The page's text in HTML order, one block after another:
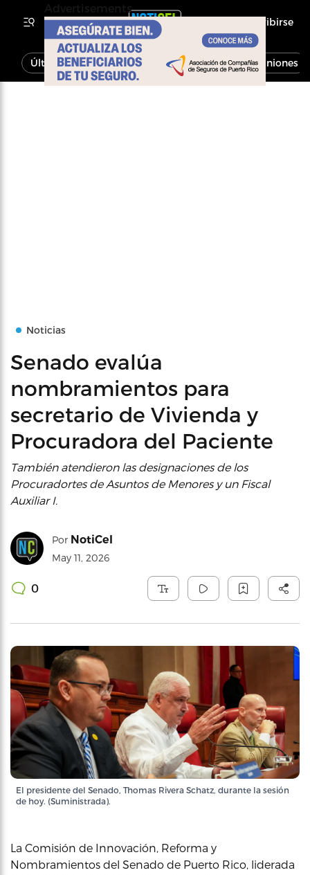
Inscribirse
Última Hora Noticias Economía Opiniones
Noticias
Senado evalúa
nombramientos para
secretario de Vivienda y
Procuradora del Paciente
También atendieron las designaciones de los
Procuradortes de Asuntos de Menores y un Fiscal
Auxiliar I.
Por NotiCel
May 11, 2026
0
El presidente del Senado, Thomas Rivera Schatz, durante la sesión
de hoy. (Suministrada).
La Comisión de Innovación, Reforma y
Nombramientos del Senado de Puerto Rico, liderada
Advertisements